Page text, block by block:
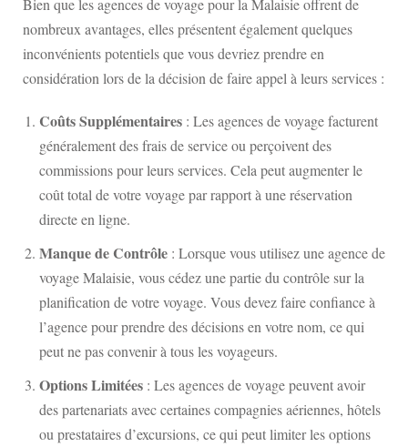
Bien que les agences de voyage pour la Malaisie offrent de
nombreux avantages, elles présentent également quelques
inconvénients potentiels que vous devriez prendre en
considération lors de la décision de faire appel à leurs services :
Coûts Supplémentaires : Les agences de voyage facturent
généralement des frais de service ou perçoivent des
commissions pour leurs services. Cela peut augmenter le
coût total de votre voyage par rapport à une réservation
directe en ligne.
Manque de Contrôle : Lorsque vous utilisez une agence de
voyage Malaisie, vous cédez une partie du contrôle sur la
planification de votre voyage. Vous devez faire confiance à
l’agence pour prendre des décisions en votre nom, ce qui
peut ne pas convenir à tous les voyageurs.
Options Limitées : Les agences de voyage peuvent avoir
des partenariats avec certaines compagnies aériennes, hôtels
ou prestataires d’excursions, ce qui peut limiter les options